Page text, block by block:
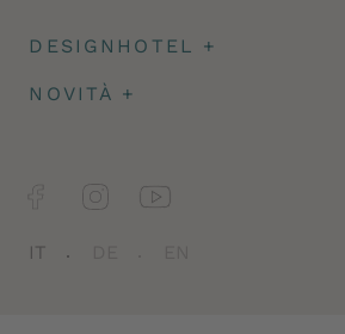
DESIGNHOTEL +
Architettura
NOVITÀ +
IT